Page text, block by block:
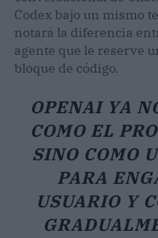
Codex bajo un mismo
notará la diferencia
agente que le reserve
bloque de código.
OPENAI YA
COMO EL
SINO COMO
PARA
USUARIO Y